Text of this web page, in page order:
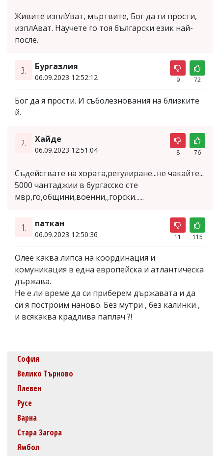
Живите изплУват, мъртвите, Бог да ги прости,
изплАват. Научете го тоя български език най-
после.
3. Бургазлия
06.09.2023 12:52:12 9 72
Бог да я прости. И съболезнования на близките
й.
2. Хайде
06.09.2023 12:51:04 8 76
Съдействате на хората,регулиране...не чакайте...
5000 чантаджии в бургасско сте
мвр,го,общини,военни,,горски......
1. паткан
06.09.2023 12:50:36 11 115
Олее каква липса на координация и
комуникация в една европейска и атлантическа
държава.
Не е ли време да си приберем държавата и да
си я построим наново. Без мутри , без калинки ,
и всякаква крадлива паплач ?!
София
Велико Търново
Плевен
Русе
Варна
Стара Загора
Ямбол